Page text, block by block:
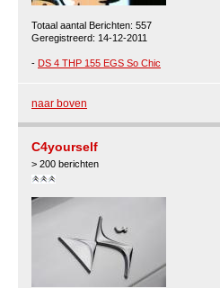
Totaal aantal Berichten: 557
Geregistreerd: 14-12-2011
- DS 4 THP 155 EGS So Chic
naar boven
C4yourself
> 200 berichten